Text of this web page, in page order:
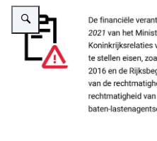
Vergroot afbeelding Financieel